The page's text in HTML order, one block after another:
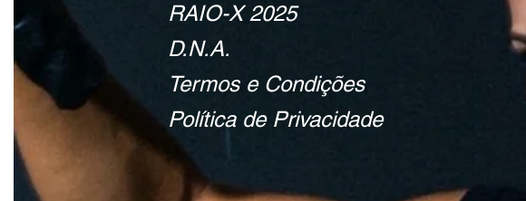
RAIO-X 2025
D.N.A.
Termos e Condições
Política de Privacidade